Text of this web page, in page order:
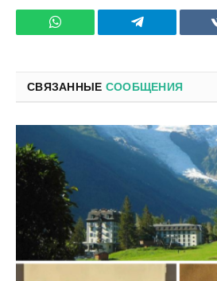
WhatsApp Телеграмм
СВЯЗАННЫЕ СООБЩЕНИЯ